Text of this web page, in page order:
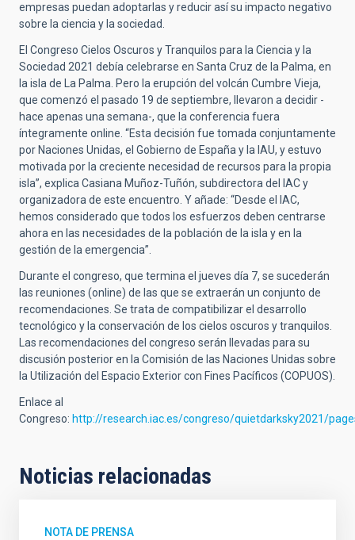
empresas puedan adoptarlas y reducir así su impacto negativo
sobre la ciencia y la sociedad.
El Congreso Cielos Oscuros y Tranquilos para la Ciencia y la
Sociedad 2021 debía celebrarse en Santa Cruz de la Palma, en
la isla de La Palma. Pero la erupción del volcán Cumbre Vieja,
que comenzó el pasado 19 de septiembre, llevaron a decidir -
hace apenas una semana-, que la conferencia fuera
íntegramente online. “Esta decisión fue tomada conjuntamente
por Naciones Unidas, el Gobierno de España y la IAU, y estuvo
motivada por la creciente necesidad de recursos para la propia
isla”, explica Casiana Muñoz-Tuñón, subdirectora del IAC y
organizadora de este encuentro. Y añade: “Desde el IAC,
hemos considerado que todos los esfuerzos deben centrarse
ahora en las necesidades de la población de la isla y en la
gestión de la emergencia”.
Durante el congreso, que termina el jueves día 7, se sucederán
las reuniones (online) de las que se extraerán un conjunto de
recomendaciones. Se trata de compatibilizar el desarrollo
tecnológico y la conservación de los cielos oscuros y tranquilos.
Las recomendaciones del congreso serán llevadas para su
discusión posterior en la Comisión de las Naciones Unidas sobre
la Utilización del Espacio Exterior con Fines Pacíficos (COPUOS).
Enlace al
Congreso: http://research.iac.es/congreso/quietdarksky2021/
Noticias relacionadas
NOTA DE PRENSA